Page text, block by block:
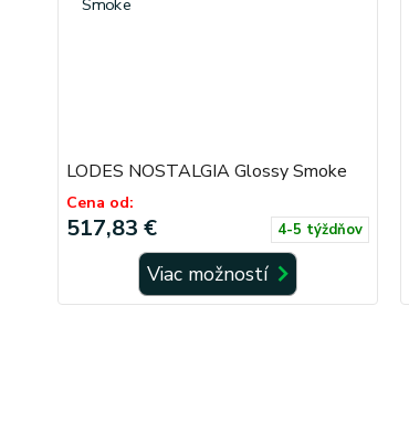
LODES NOSTALGIA Glossy Smoke
Cena od:
517,83 € 4-5 týždňov
Viac možností